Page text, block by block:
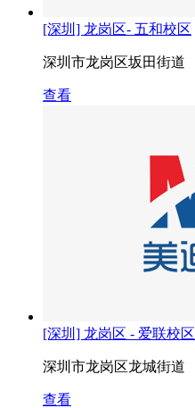
[深圳] 龙岗区- 五和校区
深圳市龙岗区坂田街道
查看
[深圳] 龙岗区 - 爱联校区
深圳市龙岗区龙城街道
查看